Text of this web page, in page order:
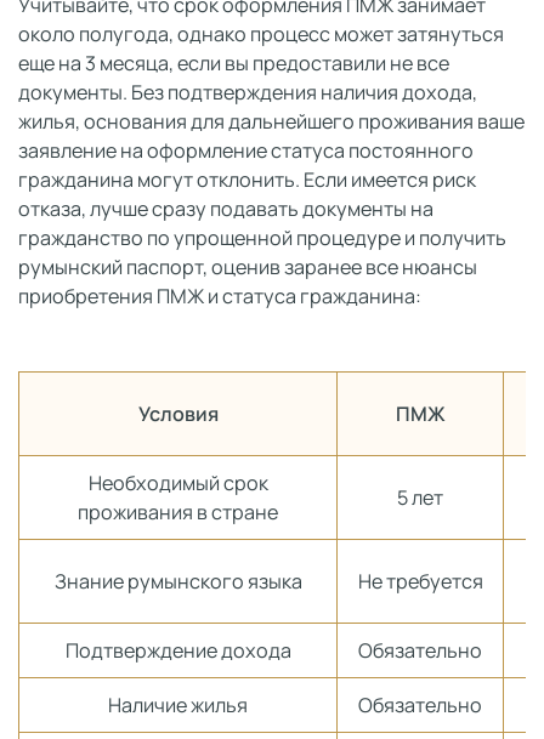
около полугода, однако процесс может затянуться
еще на 3 месяца, если вы предоставили не все
документы. Без подтверждения наличия дохода,
жилья, основания для дальнейшего проживания ваше
заявление на оформление статуса постоянного
гражданина могут отклонить. Если имеется риск
отказа, лучше сразу подавать документы на
гражданство по упрощенной процедуре и получить
румынский паспорт, оценив заранее все нюансы
приобретения ПМЖ и статуса гражданина:
Условия ПМЖ
Необходимый срок
проживания в стране
5 лет
Знание румынского языка Не требуется
Подтверждение дохода Обязательно
Наличие жилья Обязательно